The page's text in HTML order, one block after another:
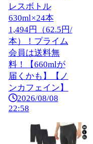
レスボトル
630ml×24本
1,494円（62.5円/
本）！プライム
会員は送料無
料！【660mlが
届くかも】【ノ
ンカフェイン】
2026/08/08
22:58